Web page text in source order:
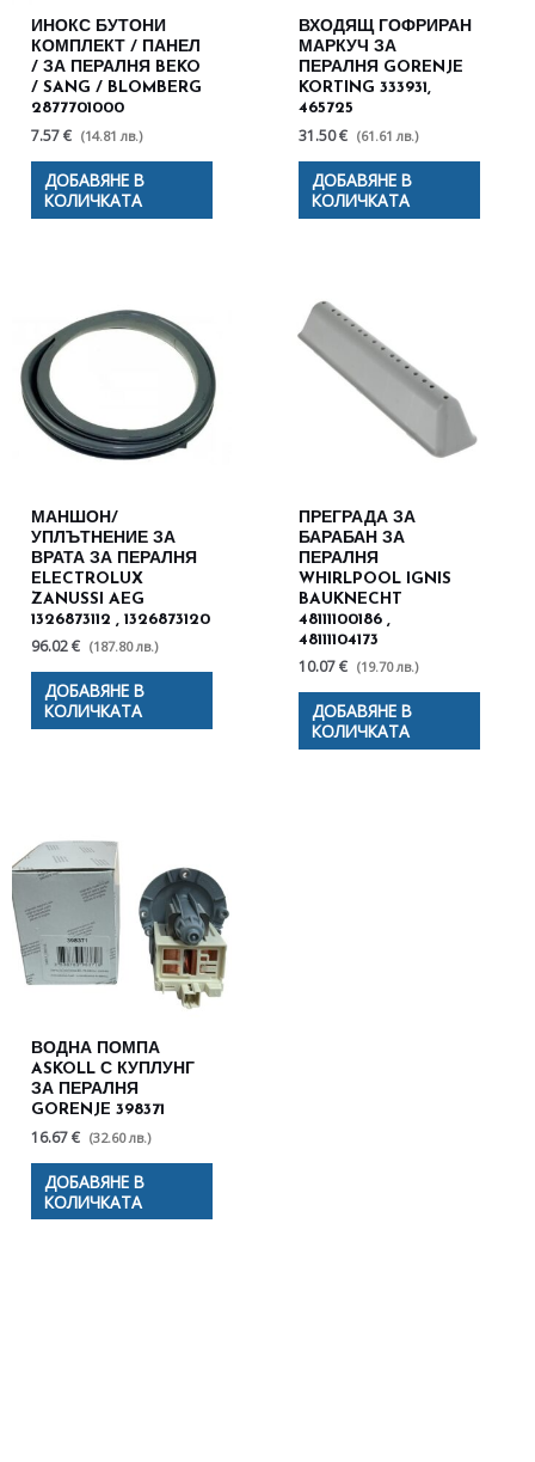
ИНОКС БУТОНИ
КОМПЛЕКТ / ПАНЕЛ
/ ЗА ПЕРАЛНЯ BEKO
/ SANG / BLOMBERG
2877701000
7.57 € (14.81 лв.)
ДОБАВЯНЕ В
КОЛИЧКАТА
ВХОДЯЩ ГОФРИРАН
МАРКУЧ ЗА
ПЕРАЛНЯ GORENJE
KORTING 333931,
465725
31.50 € (61.61 лв.)
ДОБАВЯНЕ В
КОЛИЧКАТА
МАНШОН/
УПЛЪТНЕНИЕ ЗА
ВРАТА ЗА ПЕРАЛНЯ
ELECTROLUX
ZANUSSI AEG
1326873112 , 1326873120
96.02 € (187.80 лв.)
ДОБАВЯНЕ В
КОЛИЧКАТА
ПРЕГРАДА ЗА
БАРАБАН ЗА
ПЕРАЛНЯ
WHIRLPOOL IGNIS
BAUKNECHT
48111100186 ,
48111104173
10.07 € (19.70 лв.)
ДОБАВЯНЕ В
КОЛИЧКАТА
ВОДНА ПОМПА
ASKOLL С КУПЛУНГ
ЗА ПЕРАЛНЯ
GORENJE 398371
16.67 € (32.60 лв.)
ДОБАВЯНЕ В
КОЛИЧКАТА